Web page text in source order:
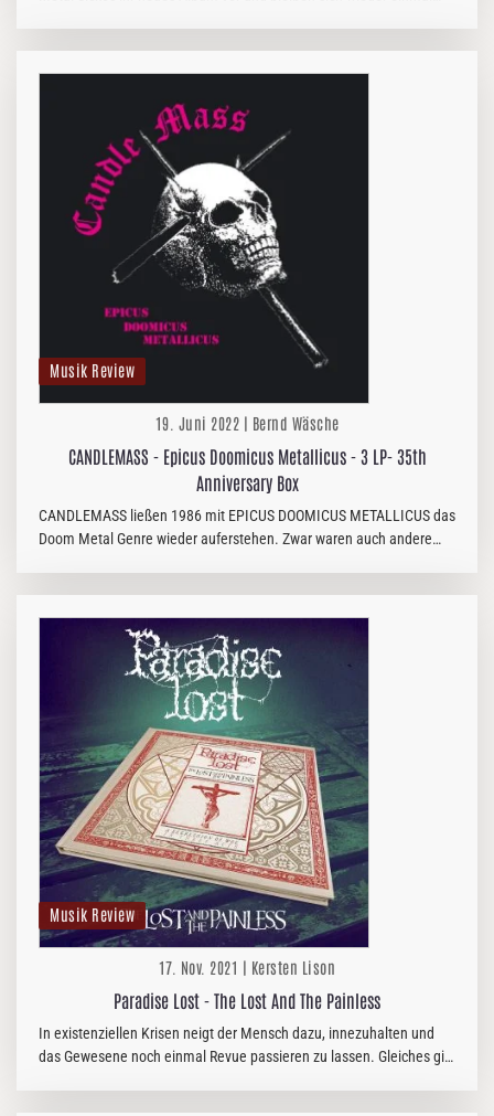
Musik Review
19. Juni 2022 | Bernd Wäsche
CANDLEMASS - Epicus Doomicus Metallicus - 3 LP- 35th
Anniversary Box
CANDLEMASS ließen 1986 mit EPICUS DOOMICUS METALLICUS das
Doom Metal Genre wieder auferstehen. Zwar waren auch andere
Musik Review
17. Nov. 2021 | Kersten Lison
Paradise Lost - The Lost And The Painless
In existenziellen Krisen neigt der Mensch dazu, innezuhalten und
das Gewesene noch einmal Revue passieren zu lassen. Gleiches gilt